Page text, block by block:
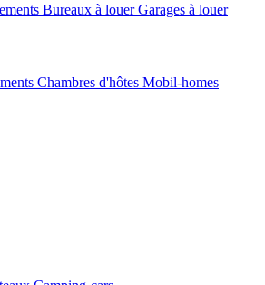
Bureaux à louer Garages à louer
Chambres d'hôtes Mobil-homes